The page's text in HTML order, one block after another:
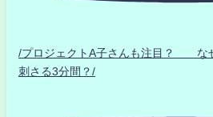
/プロジェクトA子さんも注目？ な
刺さる3分間？/